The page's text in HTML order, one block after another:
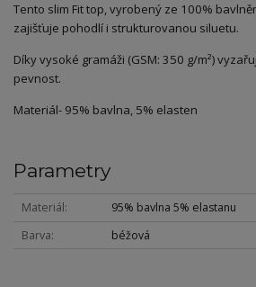
Tento slim Fit top, vyrobený ze 100%
zajišťuje pohodlí i strukturovanou siluetu.
Díky vysoké gramáži (GSM: 350 g/m²)
pevnost.
Materiál- 95% bavlna, 5% elasten
Parametry
Materiál
95% bavlna 5% elastanu
Barva
béžová